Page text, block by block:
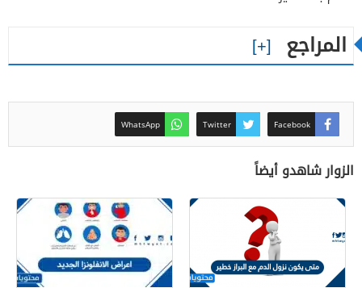
المراجع
Facebook
Twitter
WhatsApp
الزوار شاهدو أيضاً